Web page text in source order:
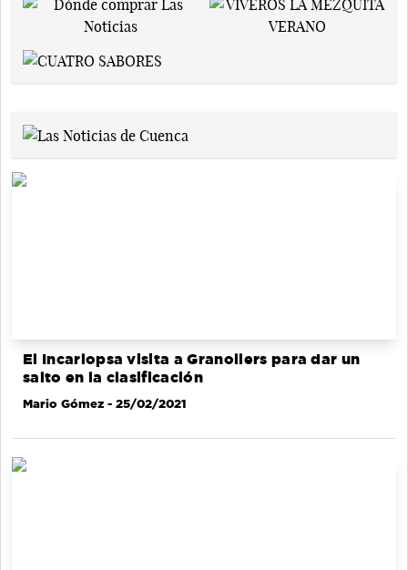
El Incarlopsa visita a Granollers para dar un
salto en la clasificación
Mario Gómez - 25/02/2021